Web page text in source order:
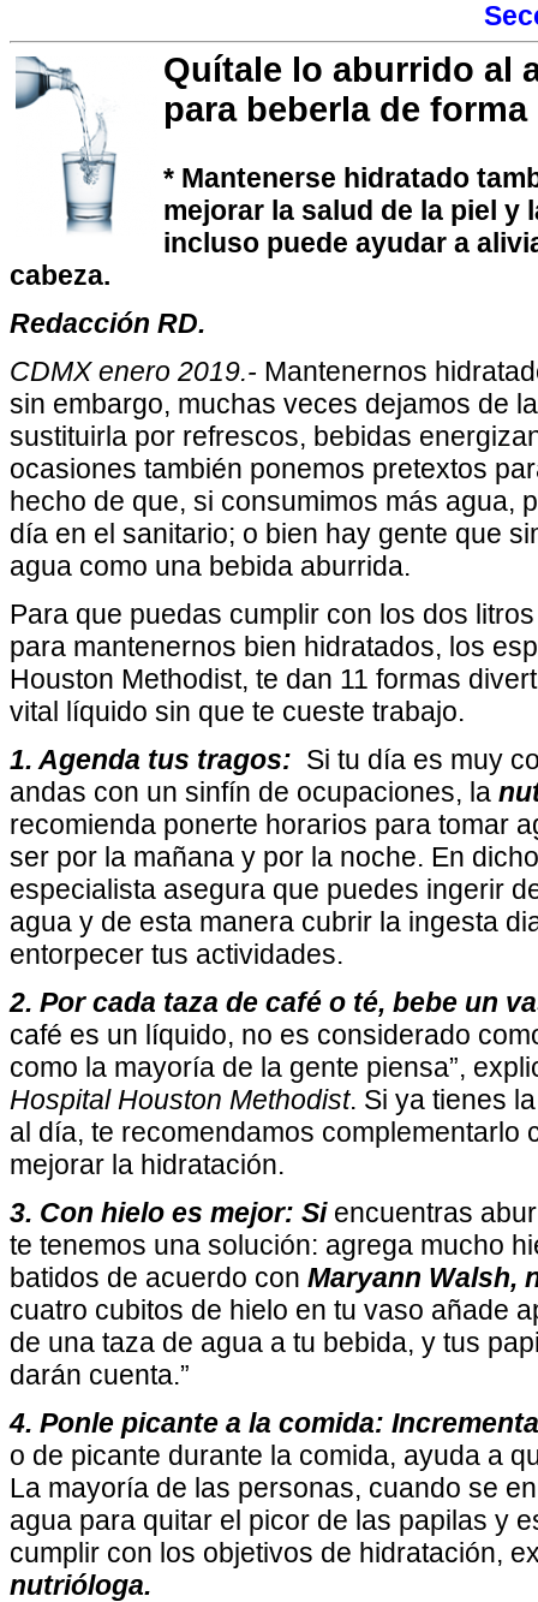
Quítale lo aburrido al
para beberla de
* Mantenerse hidratado
mejorar la salud de la piel y
incluso puede ayudar a
cabeza.
Redacción RD.
CDMX enero 2019.- Mantenernos
sin embargo, muchas veces dejamos de
sustituirla por refrescos, bebidas
ocasiones también ponemos pretextos
hecho de que, si consumimos más agua,
día en el sanitario; o bien hay gente que
agua como una bebida aburrida.
Para que puedas cumplir con los dos
para mantenernos bien hidratados, los
Houston Methodist, te dan 11 formas
vital líquido sin que te cueste trabajo.
1. Agenda tus tragos: Si tu día es muy
andas con un sinfín de ocupaciones, la
recomienda ponerte horarios para tomar
ser por la mañana y por la noche. En
especialista asegura que puedes ingerir
agua y de esta manera cubrir la ingesta
entorpecer tus actividades.
2. Por cada taza de café o té, bebe un
café es un líquido, no es considerado
como la mayoría de la gente piensa”,
Hospital Houston Methodist. Si ya tienes
al día, te recomendamos complementarlo
mejorar la hidratación.
3. Con hielo es mejor: Siencuentras
te tenemos una solución: agrega mucho
batidos de acuerdo con Maryann Walsh,
cuatro cubitos de hielo en tu vaso añade
de una taza de agua a tu bebida, y tus
darán cuenta.”
4. Ponle picante a la comida:
o de picante durante la comida, ayuda a
La mayoría de las personas, cuando se
agua para quitar el picor de las papilas y
cumplir con los objetivos de hidratación,
nutrióloga.